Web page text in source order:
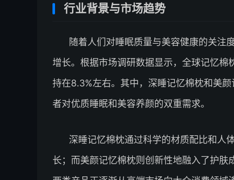
行业背景与市场趋势
随着人们对睡眠质量与美容健康的关注
增长。根据市场调研数据显示，全球记忆
持在8.3%左右。其中，深睡记忆棉枕和美
者对优质睡眠和美容养颜的双重需求。
深睡记忆棉枕通过科学的材质配比和人
长；而美颜记忆棉枕则创新性地融入了护